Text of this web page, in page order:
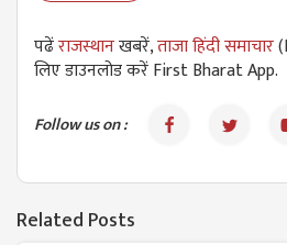
पढेंराजस्थानखबरें,ताजा हिंदी समाचार
लिए डाउनलोड करें First Bharat App.
Follow us on :
Related Posts